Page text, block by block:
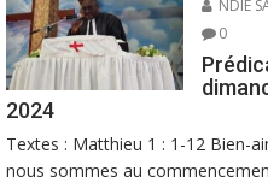
NDIE
0
2024
Textes : Matthieu 1 : 1-12 Bien-
nous sommes au